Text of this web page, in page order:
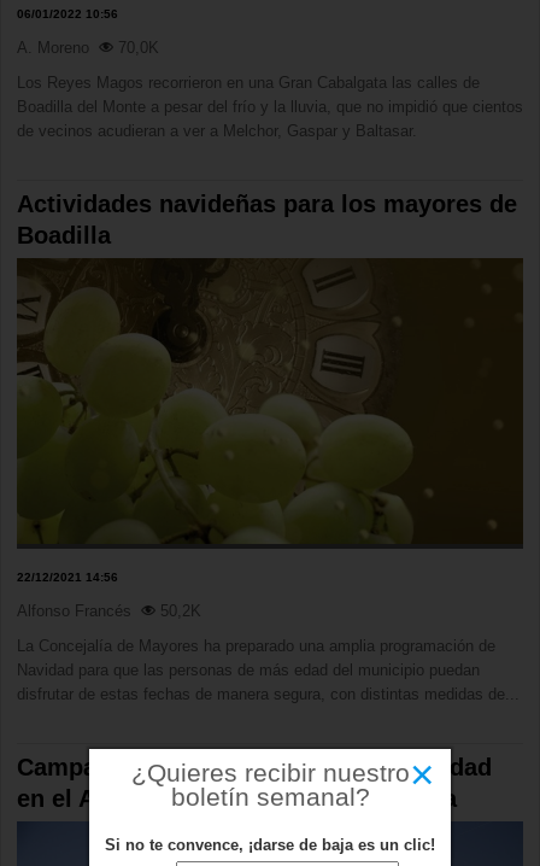
06/01/2022 10:56
A. Moreno
70,0K
Los Reyes Magos recorrieron en una Gran Cabalgata las calles de
Boadilla del Monte a pesar del frío y la lluvia, que no impidió que cientos
de vecinos acudieran a ver a Melchor, Gaspar y Baltasar.
Actividades navideñas para los mayores de
Boadilla
22/12/2021 14:56
Alfonso Francés
50,2K
La Concejalía de Mayores ha preparado una amplia programación de
Navidad para que las personas de más edad del municipio puedan
disfrutar de estas fechas de manera segura, con distintas medidas de...
Campamento 'Días sin cole' esta Navidad
en el Aula Medioambiental de Boadilla
×
¿Quieres recibir nuestro
boletín semanal?
Si no te convence, ¡darse de baja es un clic!